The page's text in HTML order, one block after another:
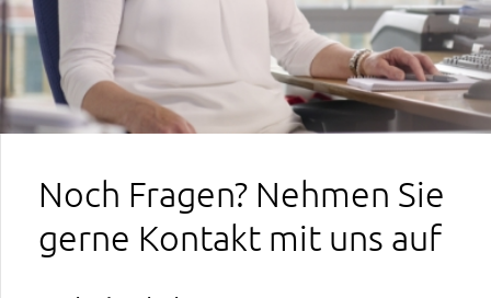
Noch Fragen? Nehmen Sie
gerne Kontakt mit uns auf